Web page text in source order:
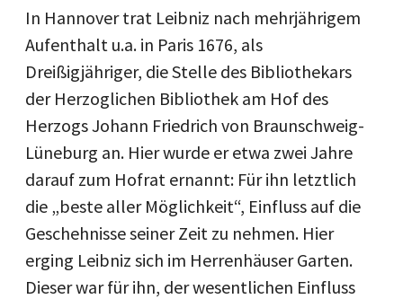
In Hannover trat Leibniz nach mehrjährigem
Aufenthalt u.a. in Paris 1676, als
Dreißigjähriger, die Stelle des Bibliothekars
der Herzoglichen Bibliothek am Hof des
Herzogs Johann Friedrich von Braunschweig-
Lüneburg an. Hier wurde er etwa zwei Jahre
darauf zum Hofrat ernannt: Für ihn letztlich
die „beste aller Möglichkeit“, Einfluss auf die
Geschehnisse seiner Zeit zu nehmen. Hier
erging Leibniz sich im Herrenhäuser Garten.
Dieser war für ihn, der wesentlichen Einfluss